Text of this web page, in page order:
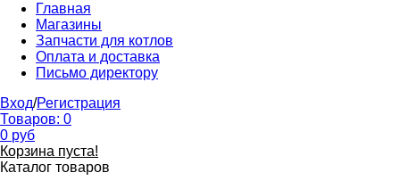
Главная
Магазины
Запчасти для котлов
Оплата и доставка
Письмо директору
Вход/Регистрация
Товаров: 0
0 руб
Корзина пуста!
Каталог товаров